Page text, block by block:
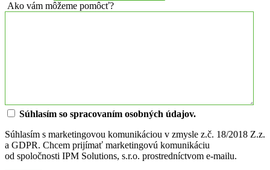
Ako vám môžeme pomôcť?
Súhlasím so spracovaním osobných údajov.
Súhlasím s marketingovou komunikáciou v zmysle z.č. 18/2018 Z.z.
a GDPR. Chcem prijímať marketingovú komunikáciu
od spoločnosti IPM Solutions, s.r.o. prostredníctvom e-mailu.